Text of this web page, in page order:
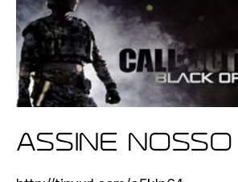
ASSINE NOSSO